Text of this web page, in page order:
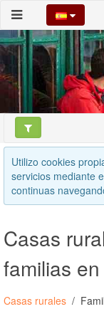
Utilizo cookies
servicios mediante
continuas
Casas
familias
Casas rurales